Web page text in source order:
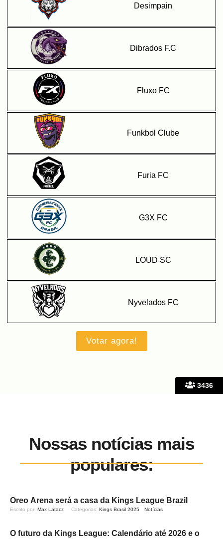
3436
Desimpain
Dibrados F.C
Fluxo FC
Funkbol Clube
Furia FC
G3X FC
LOUD SC
Nyvelados FC
Nossas notícias mais
populares:
Oreo Arena será a casa da Kings League Brazil
Escrito por: Max Latacz Categorias: Kings Brasil 2025 Notícias
O futuro da Kings League: Calendário até 2026 e o